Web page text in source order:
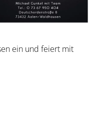
ein und feiert mit